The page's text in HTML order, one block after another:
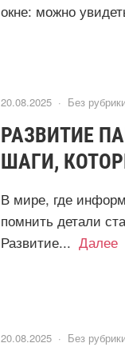
окне: можно
20.08.2025 · Без
РАЗВИТИЕ
ШАГИ,
В мире, где
помнить детали
Развитие... Далее
20.08.2025 · Без